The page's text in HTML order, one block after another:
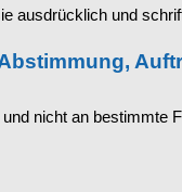
ausdrücklich und
nicht an bestimmte